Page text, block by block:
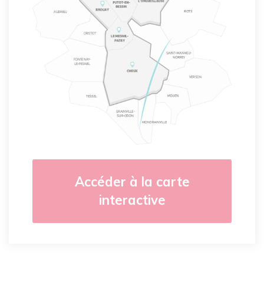
Accéder à la carte
interactive